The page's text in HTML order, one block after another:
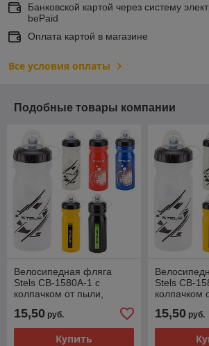
Банковской картой через систему
bePaid
Оплата картой в магазине
Все условия оплаты
Подобные товары компании
Велосипедная фляга
Stels CB-1580A-1 с
колпачком от пыли,
15,50 руб.
Купить
Stels CB-
колпачком
15,50руб.